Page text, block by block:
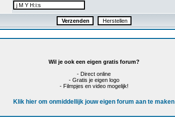
Wil je ook een eigen gratis forum?
- Direct online
- Gratis je eigen logo
- Filmpjes en video mogelijk!
Klik hier om onmiddellijk jouw eigen forum aan te maken